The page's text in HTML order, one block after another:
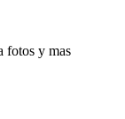
fotos y mas